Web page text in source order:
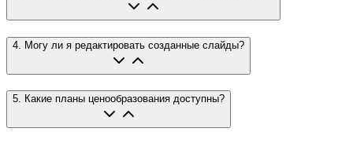
4 Могу ли я редактировать созданные слайды?
5. Какие планы ценообразования доступны?